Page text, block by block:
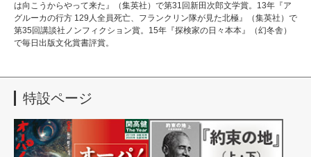
は向こうからやって来た』（集英社）で第31回新田次郎文学賞。13年『ア
グルーカの行方 129人全員死亡、フランクリン隊が見た北極』（集英社）で
第35回講談社ノンフィクション賞。15年『探検家の日々本本』（幻冬舎）
で毎日出版文化賞書評賞。
特設ページ